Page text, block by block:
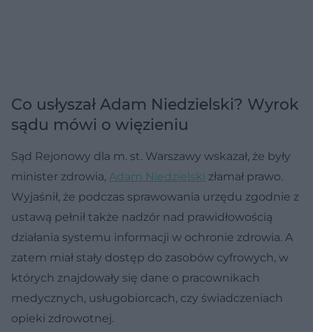
Co usłyszał Adam Niedzielski? Wyrok
sądu mówi o więzieniu
Sąd Rejonowy dla m. st. Warszawy wskazał, że były
minister zdrowia, Adam Niedzielski złamał prawo.
Wyjaśnił, że podczas sprawowania urzędu zgodnie z
ustawą pełnił także nadzór nad prawidłowością
działania systemu informacji w ochronie zdrowia. A
zatem miał stały dostęp do zasobów cyfrowych, w
których znajdowały się dane o pracownikach
medycznych, usługobiorcach, czy świadczeniach
opieki zdrowotnej.